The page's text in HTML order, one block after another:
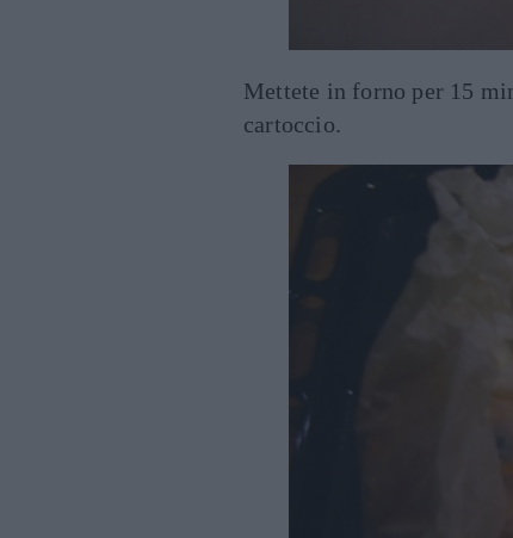
Mettete in forno per 15
cartoccio.